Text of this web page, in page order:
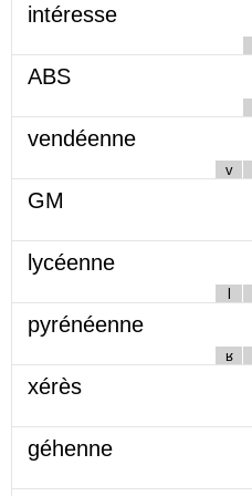
intéresse
ABS
vendéenne
v
GM
lycéenne
l
pyrénéenne
ʁ
xérès
géhenne